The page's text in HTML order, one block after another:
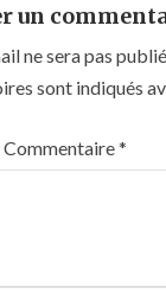
un
ne sera pas
sont indiqués
Commentaire*